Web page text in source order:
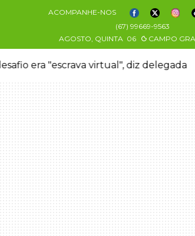
ACOMPANHE-NOS
(67) 99669-9563
AGOSTO, QUINTA 06 CAMPO
era "escrava virtual", diz delegada